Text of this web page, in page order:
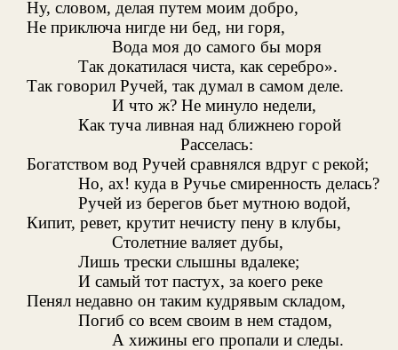
Ну, словом, делая путем моим добро,
Не приключа нигде ни бед, ни горя,
Вода моя до самого бы моря
Так докатилася чиста, как серебро».
Так говорил Ручей, так думал в самом деле.
И что ж? Не минуло недели,
Как туча ливная над ближнею горой
Расселась:
Богатством вод Ручей сравнялся вдруг с рекой;
Но, ах! куда в Ручье смиренность делась?
Ручей из берегов бьет мутною водой,
Кипит, ревет, крутит нечисту пену в клубы,
Столетние валяет дубы,
Лишь трески слышны вдалеке;
И самый тот пастух, за коего реке
Пенял недавно он таким кудрявым складом,
Погиб со всем своим в нем стадом,
А хижины его пропали и следы.